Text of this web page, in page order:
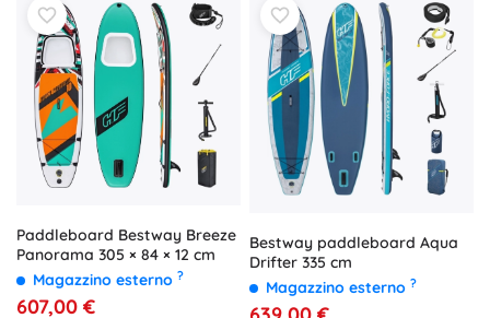
Paddleboard Bestway Breeze
Panorama 305 × 84 × 12 cm
Magazzino esterno ?
607,00 €
Bestway paddleboard Aqua
Drifter 335 cm
Magazzino esterno ?